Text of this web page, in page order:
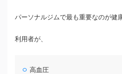
パーソナルジムで最も重要なのが健
利用者が、
高血圧